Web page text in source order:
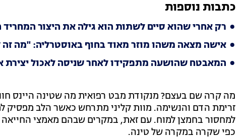
כתבות נוספות
רק אחרי שהוא סיים לשתות הוא גילה את היצור המחריד
אישה מצאה משהו מוזר מאוד בחוף באוסטרליה: "מה זה
המאבטח שהושעה מתפקידו לאחר שניסה לאכול יצירת
מה קרה שם בעצם? מנקודת מבט רפואית מה שטינה היינס
זרימת הדם והנשימה. מוות קליני מתרחש כאשר הלב מפסיק
למחסור בחמצן למוח. עם זאת, במקרים שבהם מאמצי
כפי שקרה במקרה של טינה.